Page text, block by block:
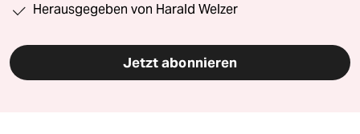
Herausgegeben von Harald Welzer
Jetzt abonnieren